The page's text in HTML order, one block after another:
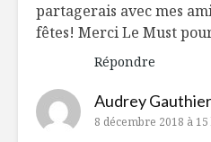
partagerais avec mes
fêtes! Merci Le Must
Répondre
Audrey Gauthier
8 décembre 2018 à